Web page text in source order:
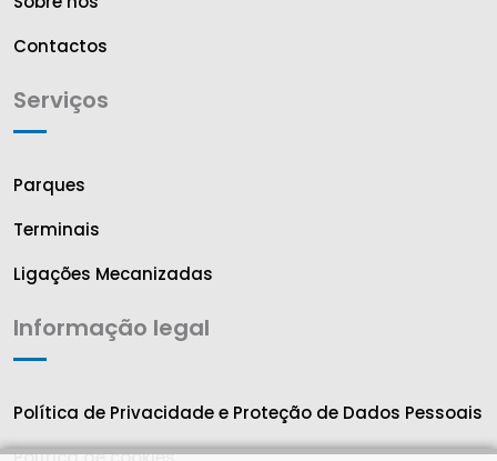
Contactos
Serviços
Parques
Terminais
Ligações Mecanizadas
Informação legal
Política de Privacidade e Proteção de Dados Pessoais